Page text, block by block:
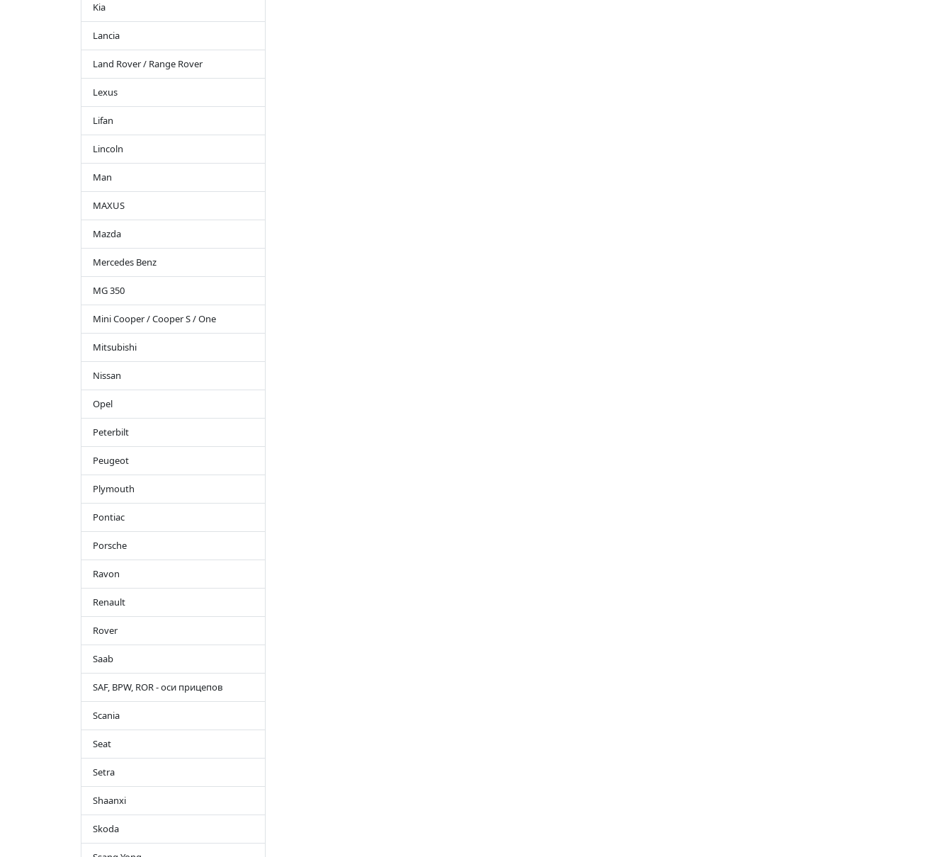
Kia
Lancia
Land Rover / Range Rover
Lexus
Lifan
Lincoln
Man
MAXUS
Mazda
Mercedes Benz
MG 350
Mini Cooper / Cooper S / One
Mitsubishi
Nissan
Opel
Peterbilt
Peugeot
Plymouth
Pontiac
Porsche
Ravon
Renault
Rover
Saab
SAF, BPW, ROR - оси прицепов
Scania
Seat
Setra
Shaanxi
Skoda